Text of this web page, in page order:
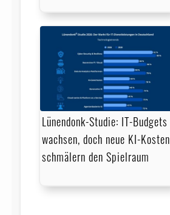
Lünendonk-Studie: IT-Budgets
wachsen, doch neue KI-Kosten
schmälern den Spielraum